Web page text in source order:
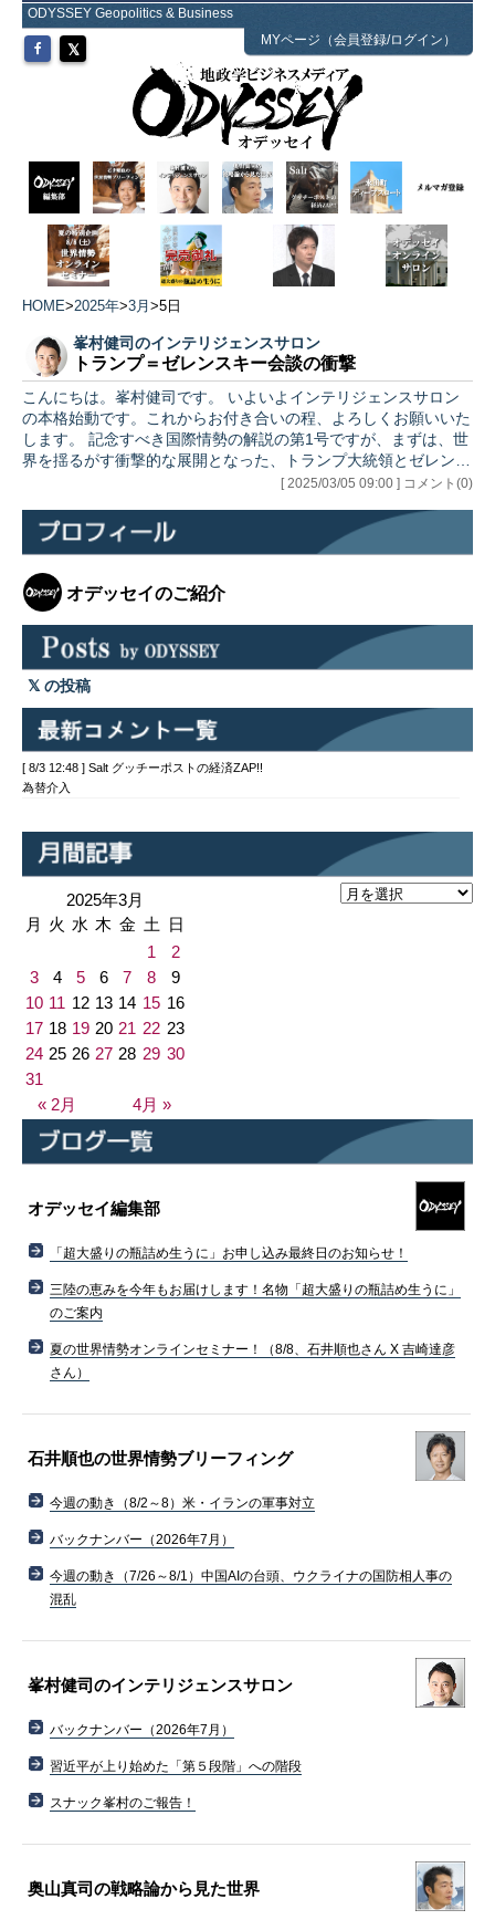
ODYSSEY Geopolitics & Business
MYページ（会員登録/ログイン）
HOME>2025年>3月 >5日
峯村健司のインテリジェンスサロン
トランプ＝ゼレンスキー会談の衝撃
こんにちは。峯村健司です。 いよいよインテリジェンスサロン
の本格始動です。これからお付き合いの程、よろしくお願いいた
します。 記念すべき国際情勢の解説の第1号ですが、まずは、世
界を揺るがす衝撃的な展開となった、トランプ大統領とゼレンス
[ 2025/03/05 09:00 ] コメント(0)
オデッセイのご紹介
の投稿
[ 8/3 12:48 ] Salt グッチーポストの経済ZAP!!
為替介入
2025年3月
月 火 水 木 金 土 日
« 2月 4月 »
1
2
3
4 5 6 7 8
9
10 11 12 13 14 15 16
17 18 19 20 21 22 23
24 25 26 27 28 29 30
31
オデッセイ編集部
「超大盛りの瓶詰め生うに」お申し込み最終日のお知らせ！
三陸の恵みを今年もお届けします！名物「超大盛りの瓶詰め生うに」
のご案内
夏の世界情勢オンラインセミナー！（8/8、石井順也さん X 吉崎達彦
さん）
石井順也の世界情勢ブリーフィング
今週の動き（8/2～8）米・イランの軍事対立
バックナンバー（2026年7月）
今週の動き（7/26～8/1）中国AIの台頭、ウクライナの国防相人事の
混乱
峯村健司のインテリジェンスサロン
バックナンバー（2026年7月）
習近平が上り始めた「第５段階」への階段
スナック峯村のご報告！
奥山真司の戦略論から見た世界